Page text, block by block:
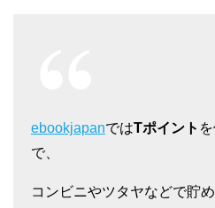
ebookjapanではTポイント
で、
コンビニやツタヤなどで貯